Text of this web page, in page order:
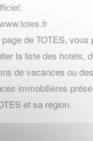
page de TOTES, vous
la liste des hotels,
de vacances ou des
immobilieres
et sa région.